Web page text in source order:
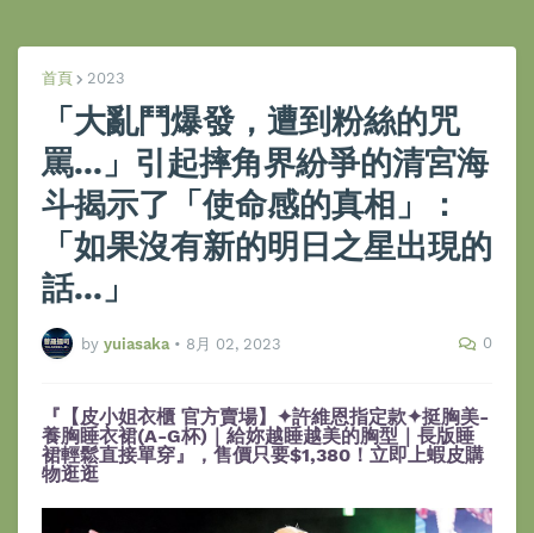
首頁 2023
「大亂鬥爆發，遭到粉絲的咒
罵...」引起摔角界紛爭的清宮海
斗揭示了「使命感的真相」：
「如果沒有新的明日之星出現的
話...」
by yuiasaka • 8月 02, 2023 0
『【皮小姐衣櫃 官方賣場】✦許維恩指定款✦挺胸美-
養胸睡衣裙(A-G杯)｜給妳越睡越美的胸型｜長版睡
裙輕鬆直接單穿』，售價只要$1,380！立即上蝦皮購
物逛逛